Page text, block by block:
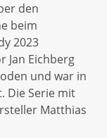
den
beim
2023
Jan Eichberg
und war in
Die Serie mit
Matthias